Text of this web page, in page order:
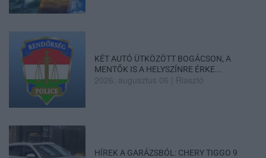
KÉT AUTÓ ÜTKÖZÖTT BOGÁCSON, A
MENTŐK IS A HELYSZÍNRE ÉRKE...
2026. augusztus 06 Riasztó
HÍREK A GARÁZSBÓL: CHERY TIGGO 9